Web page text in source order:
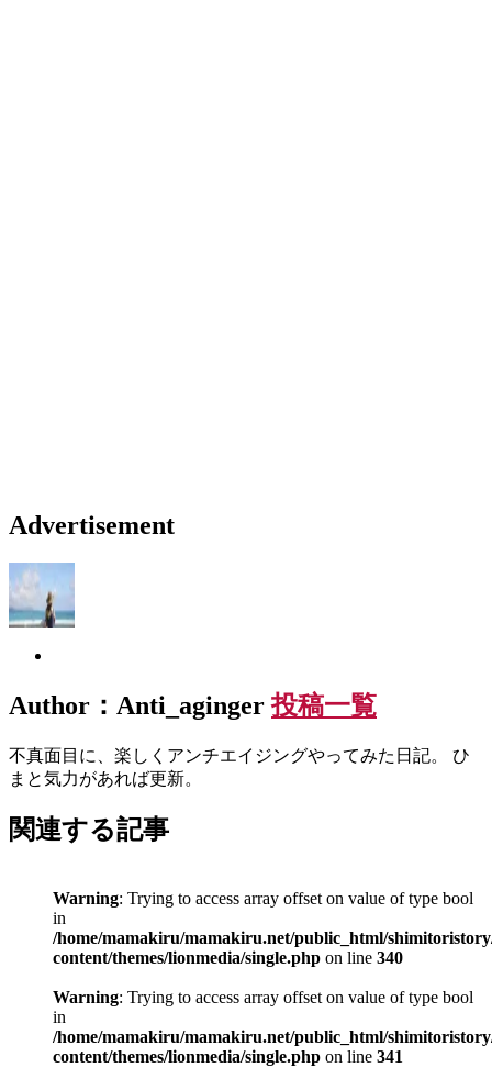
Advertisement
Author：Anti_aginger投稿一覧
不真面目に、楽しくアンチエイジングやってみた日記。 ひ
まと気力があれば更新。
関連する記事
Warning: Trying to access array offset on value of type bool
in
/home/mamakiru/mamakiru.net/public_html/
content/themes/lionmedia/single.php on line 340
Warning: Trying to access array offset on value of type bool
in
/home/mamakiru/mamakiru.net/public_html/
content/themes/lionmedia/single.php on line 341